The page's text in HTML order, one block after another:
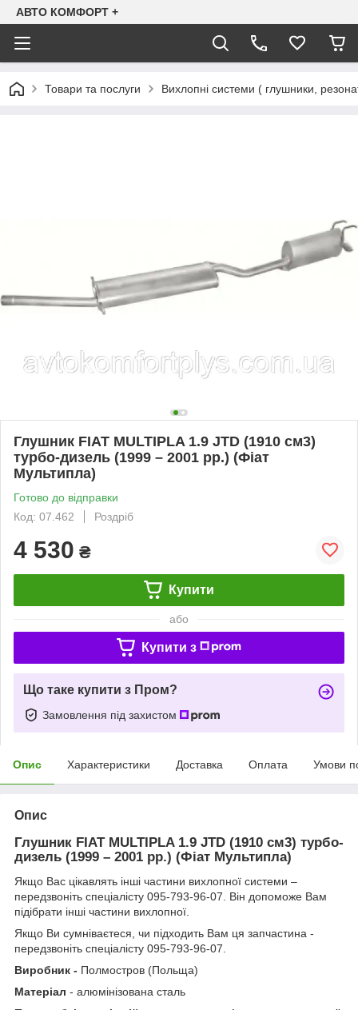
АВТО КОМФОРТ +
Товари та послуги Вихлопні системи ( глушники,
Глушник FIAT MULTIPLA 1.9 JTD (1910 см3)
турбо-дизель (1999 – 2001 рр.) (Фіат
Мультипла)
Готово до відправки
Код: 07.462
Роздріб
4 530 ₴
Купити
або
Купити з
Що таке купити з Пром?
Замовлення під захистом
Опис Характеристики Доставка Оплата Умови
Опис
Глушник FIAT MULTIPLA 1.9 JTD (1910 см3) турбо-
дизель (1999 – 2001 рр.) (Фіат Мультипла)
Якщо Вас цікавлять інші частини вихлопної системи –
передзвоніть спеціалісту 095-793-96-07. Він допоможе Вам
підібрати інші частини вихлопної.
Якщо Ви сумніваєтеся, чи підходить Вам ця запчастина -
передзвоніть спеціалісту 095-793-96-07.
Виробник - Полмостров (Польща)
Матеріал - алюмінізована сталь